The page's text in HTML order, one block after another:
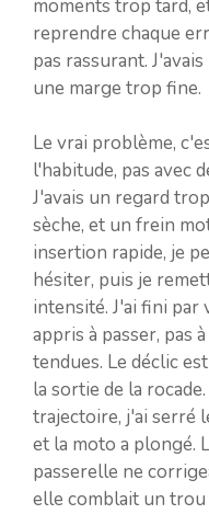
moments trop tard,
reprendre chaque
pas rassurant.
une marge trop fine.
Le vrai problème,
l'habitude, pas avec
J'avais un regard
sèche, et un frein
insertion rapide, je
hésiter, puis je
intensité. J'ai fini par
appris à passer, pas
tendues. Le déclic
la sortie de la
trajectoire, j'ai serré
et la moto a plongé.
passerelle ne
elle comblait un